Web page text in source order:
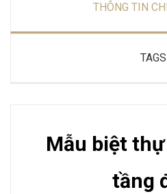
THÔNG TIN
TAGS
Mẫu biệt
tầng